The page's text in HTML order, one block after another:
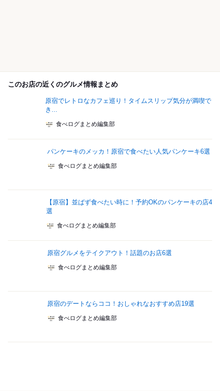
このお店の近くのグルメ情報まとめ
原宿でレトロなカフェ巡り！タイムスリップ気分が満喫で
き...
食べログまとめ編集部
パンケーキのメッカ！原宿で食べたい人気パンケーキ6選
食べログまとめ編集部
【原宿】並ばず食べたい時に！予約OKのパンケーキの店4
選
食べログまとめ編集部
原宿グルメをテイクアウト！話題のお店6選
食べログまとめ編集部
原宿のデートならココ！おしゃれなおすすめ店19選
食べログまとめ編集部